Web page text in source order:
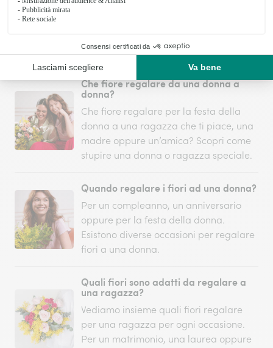
Per un’amica, una collega, una
la festa della donna 2025.
Che fiore regalare da una donna a
donna?
Che fiore regalare per la festa della
donna a una ragazza che ti piace, una
madre oppure un’amica? Scopri come
stupire una donna o ragazza speciale.
Quando regalare i fiori ad una donna?
Per un compleanno, un anniversario
oppure per la festa della donna.
Esistono diverse occasioni per regalare
fiori a una donna.
Quali fiori sono adatti da regalare a
una ragazza?
Vediamo insieme quali fiori regalare
per una ragazza per ogni occasione.
Per un matrimonio, una laurea oppure